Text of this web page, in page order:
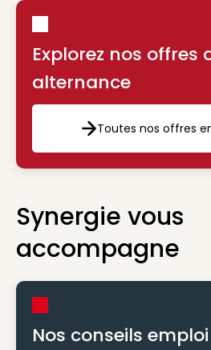
Explorez nos offres
alternance
Toutes nos offres
Synergie vous
accompagne
Nos conseils